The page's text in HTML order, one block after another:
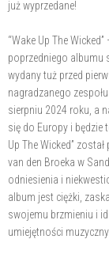
już wyprzedane!
“Wake Up The
poprzedniego albumu
wydany tuż przed
nagradzanego
sierpniu 2024 roku, a
się do Europy i będzie
Up The Wicked”
van den Broeka w
odniesienia i
album jest ciężki,
swojemu brzmieniu i
umiejętności